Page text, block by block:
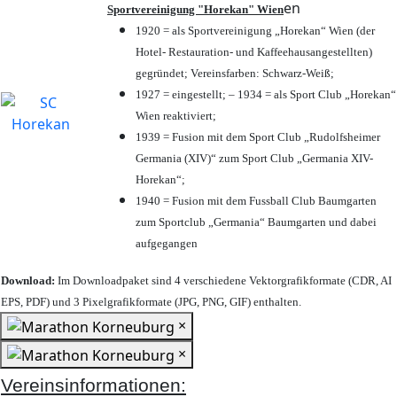
Sportvereinigung "Horekan" Wienen
1920 = als Sportvereinigung „Horekan“ Wien (der
Hotel- Restauration- und Kaffeehausangestellten)
gegründet; Vereinsfarben: Schwarz-Weiß;
1927 = eingestellt; – 1934 = als Sport Club „Horekan“
Wien reaktiviert;
1939 = Fusion mit dem Sport Club „Rudolfsheimer
Germania (XIV)“ zum Sport Club „Germania XIV-
Horekan“;
1940 = Fusion mit dem Fussball Club Baumgarten
zum Sportclub „Germania“ Baumgarten und dabei
aufgegangen
Download: Im Downloadpaket sind 4 verschiedene Vektorgrafikformate (CDR, AI
EPS, PDF) und 3 Pixelgrafikformate (JPG, PNG, GIF) enthalten.
×
×
Vereinsinformationen: